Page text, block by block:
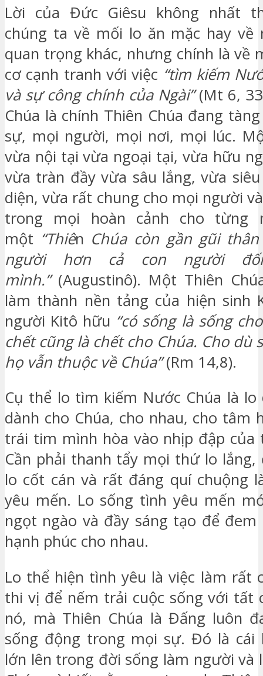
Lời của Đức Giêsu không nhất
chúng ta về mối lo ăn mặc hay về
quan trọng khác, nhưng chính là về
cơ cạnh tranh với việc “tìm kiếm
và sự công chính của Ngài”(Mt 6,
Chúa là chính Thiên Chúa đang
sự, mọi người, mọi nơi, mọi lúc.
vừa nội tại vừa ngoại tại, vừa hữu
vừa tràn đầy vừa sâu lắng, vừa
diện, vừa rất chung cho mọi người
trong mọi hoàn cảnh cho từng
một “Thiên Chúa còn gần gũi
người hơn cả con người
mình.” (Augustinô). Một Thiên
làm thành nền tảng của hiện sinh
người Kitô hữu “có sống là sống
chết cũng là chết cho Chúa. Cho dù
họ vẫn thuộc về Chúa”(Rm 14,8).
Cụ thể lo tìm kiếm Nước Chúa là
dành cho Chúa, cho nhau, cho tâm
trái tim mình hòa vào nhịp đập của
Cần phải thanh tẩy mọi thứ lo lắng,
lo cốt cán và rất đáng quí chuộng
yêu mến. Lo sống tình yêu mến
ngọt ngào và đầy sáng tạo để đem
hạnh phúc cho nhau.
Lo thể hiện tình yêu là việc làm rất
thi vị để nếm trải cuộc sống với tất
nó, mà Thiên Chúa là Đấng luôn
sống động trong mọi sự. Đó là cái
lớn lên trong đời sống làm người và